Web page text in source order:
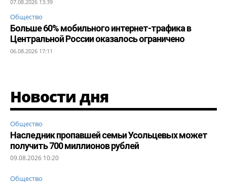
07.08.2026 13:39
Общество
Больше 60% мобильного интернет-трафика в
Центральной России оказалось ограничено
06.08.2026 17:11
Новости дня
Общество
Наследник пропавшей семьи Усольцевых может
получить 700 миллионов рублей
09.08.2026 10:20
Общество